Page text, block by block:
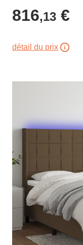
816,13 €
détail du prix